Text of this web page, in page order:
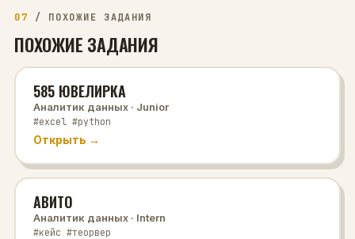
07 / ПОХОЖИЕ ЗАДАНИЯ
ПОХОЖИЕ ЗАДАНИЯ
585 ЮВЕЛИРКА
Аналитик данных· Junior
#excel #python
Открыть →
АВИТО
Аналитик данных· Intern
#кейс #теорвер